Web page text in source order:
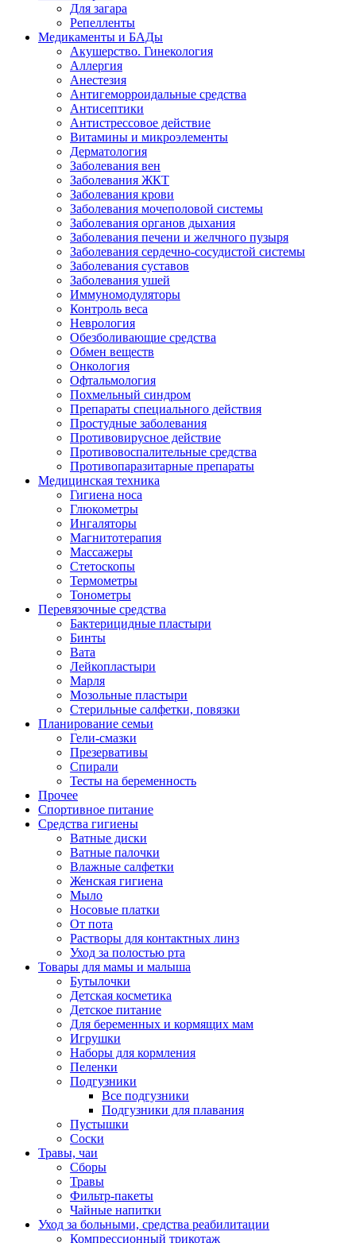
Для загара
Репелленты
Медикаменты и БАДы
Акушерство. Гинекология
Аллергия
Анестезия
Антигеморроидальные средства
Антисептики
Антистрессовое действие
Витамины и микроэлементы
Дерматология
Заболевания вен
Заболевания ЖКТ
Заболевания крови
Заболевания мочеполовой системы
Заболевания органов дыхания
Заболевания печени и желчного пузыря
Заболевания сердечно-сосудистой системы
Заболевания суставов
Заболевания ушей
Иммуномодуляторы
Контроль веса
Неврология
Обезболивающие средства
Обмен веществ
Онкология
Офтальмология
Похмельный синдром
Препараты специального действия
Простудные заболевания
Противовирусное действие
Противовоспалительные средства
Противопаразитарные препараты
Медицинская техника
Гигиена носа
Глюкометры
Ингаляторы
Магнитотерапия
Массажеры
Стетоскопы
Термометры
Тонометры
Перевязочные средства
Бактерицидные пластыри
Бинты
Вата
Лейкопластыри
Марля
Мозольные пластыри
Стерильные салфетки, повязки
Планирование семьи
Гели-смазки
Презервативы
Спирали
Тесты на беременность
Прочее
Спортивное питание
Средства гигиены
Ватные диски
Ватные палочки
Влажные салфетки
Женская гигиена
Мыло
Носовые платки
От пота
Растворы для контактных линз
Уход за полостью рта
Товары для мамы и малыша
Бутылочки
Детская косметика
Детское питание
Для беременных и кормящих мам
Игрушки
Наборы для кормления
Пеленки
Подгузники
Все подгузники
Подгузники для плавания
Пустышки
Соски
Травы, чаи
Сборы
Травы
Фильтр-пакеты
Чайные напитки
Уход за больными, средства реабилитации
Компрессионный трикотаж